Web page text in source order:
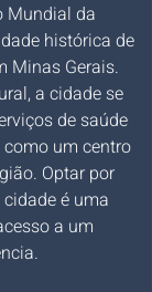
Mundial da
histórica de
Minas Gerais.
a cidade se
de saúde
um centro
Optar por
é uma
a um